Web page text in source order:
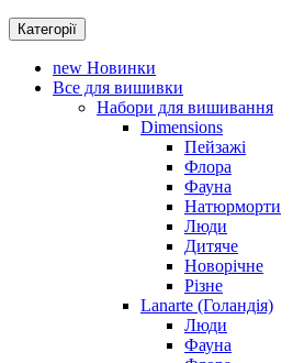
Категорії
new Новинки
Все для вишивки
Набори для вишивання
Dimensions
Пейзажі
Флора
Фауна
Натюрморти
Люди
Дитяче
Новорічне
Різне
Lanarte (Голандія)
Люди
Фауна